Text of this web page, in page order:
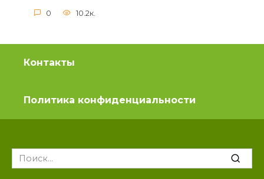
0 10.2к.
Контакты
Политика конфиденциальности
Search
for: